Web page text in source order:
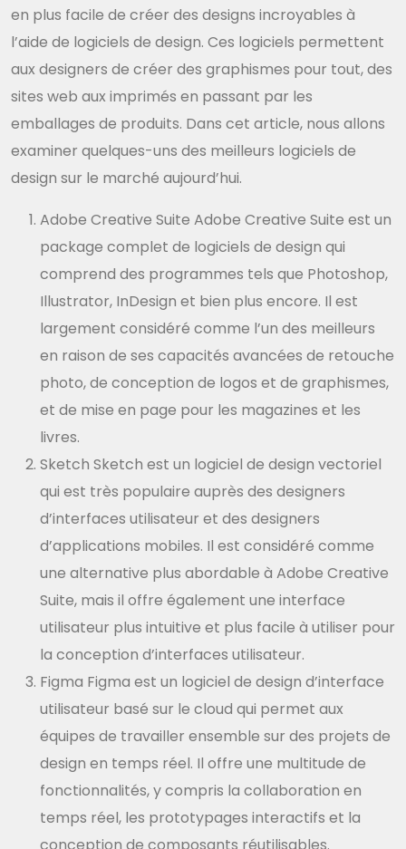
en plus facile de créer des designs incroyables à
l’aide de logiciels de design. Ces logiciels permettent
aux designers de créer des graphismes pour tout, des
sites web aux imprimés en passant par les
emballages de produits. Dans cet article, nous allons
examiner quelques-uns des meilleurs logiciels de
design sur le marché aujourd’hui.
Adobe Creative Suite Adobe Creative Suite est un
package complet de logiciels de design qui
comprend des programmes tels que Photoshop,
Illustrator, InDesign et bien plus encore. Il est
largement considéré comme l’un des meilleurs
en raison de ses capacités avancées de retouche
photo, de conception de logos et de graphismes,
et de mise en page pour les magazines et les
livres.
Sketch Sketch est un logiciel de design vectoriel
qui est très populaire auprès des designers
d’interfaces utilisateur et des designers
d’applications mobiles. Il est considéré comme
une alternative plus abordable à Adobe Creative
Suite, mais il offre également une interface
utilisateur plus intuitive et plus facile à utiliser pour
la conception d’interfaces utilisateur.
Figma Figma est un logiciel de design d’interface
utilisateur basé sur le cloud qui permet aux
équipes de travailler ensemble sur des projets de
design en temps réel. Il offre une multitude de
fonctionnalités, y compris la collaboration en
temps réel, les prototypages interactifs et la